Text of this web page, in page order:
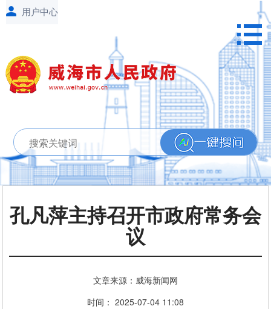
孔凡萍主持召开市政府常务会
议
文章来源：威海新闻网
时间： 2025-07-04 11:08